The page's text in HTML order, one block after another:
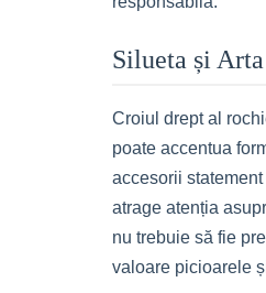
Silueta și
Croiul drept al
poate accentua
accesorii
atrage atenția
nu trebuie să fie
valoare picioarele